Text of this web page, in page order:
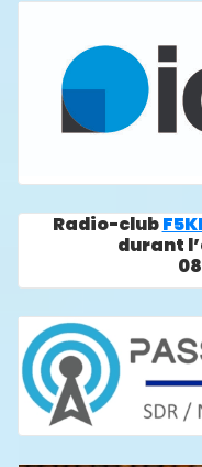
Radio-club
durant